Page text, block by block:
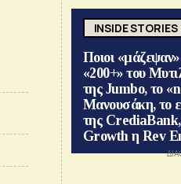
INSIDE STORIES
Ποιοι
«200+» του
της Jumbo, το
Μανουσάκη, το
της
Growth η Rev